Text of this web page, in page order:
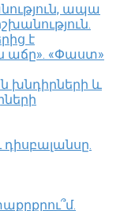
ապա
է
աճը». «Փաստ»
խնդիրների և